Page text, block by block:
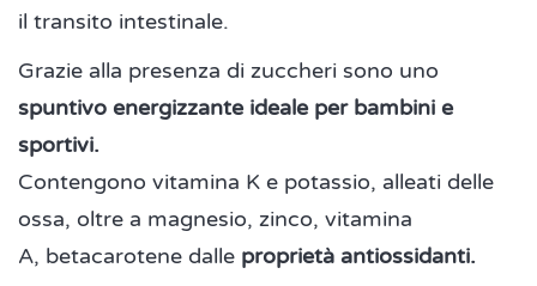
il transito intestinale.
Grazie alla presenza di zuccheri sono uno
spuntivo energizzante ideale per bambini e
sportivi.
Contengono vitamina K e potassio, alleati delle
ossa, oltre a magnesio, zinco, vitamina
A, betacarotene dalle proprietà antiossidanti.